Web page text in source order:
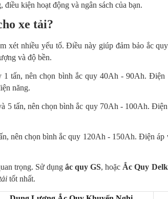
kiện hoạt động và ngân sách của bạn.
xe tải?
xét nhiều yếu tố. Điều này giúp đảm bảo ắc
và độ bền.
tấn, nên chọn bình ắc quy 40Ah - 90Ah.
năng.
5 tấn, nên chọn bình ắc quy 70Ah - 100Ah.
nên chọn bình ắc quy 120Ah - 150Ah. Điện áp
trọng. Sử dụngắc quy GS, hoặc Ắc Quy
tốt nhất.